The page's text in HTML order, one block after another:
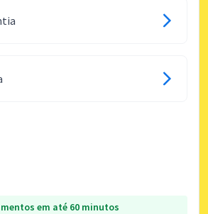
em até 60 minutos